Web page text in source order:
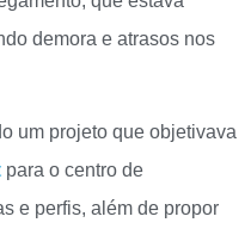
demora e atrasos nos
um projeto que objetivava
para o centro de
e perfis, além de propor